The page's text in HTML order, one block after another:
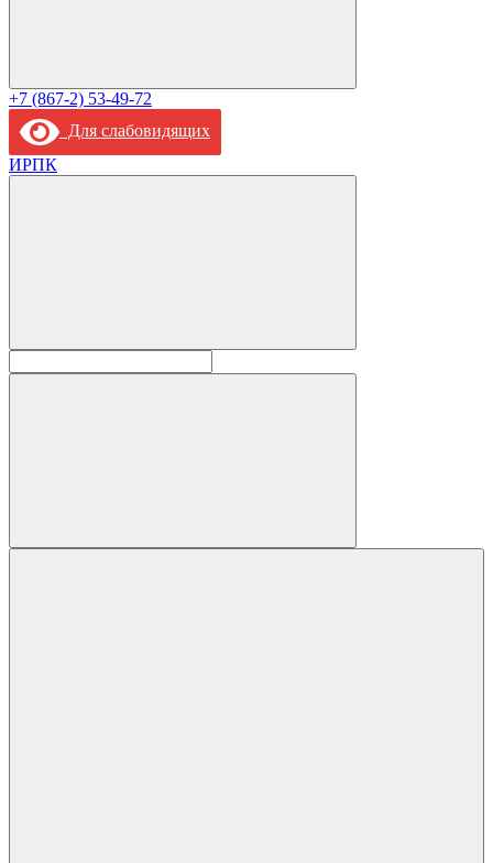
+7 (867-2) 53-49-72
Для слабовидящих
ИРПК